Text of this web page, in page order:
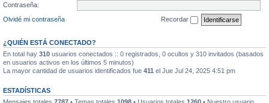
Contraseña:
Olvidé mi contraseña
Recordar
¿QUIÉN ESTÁ CONECTADO?
En total hay 310 usuarios conectados :: 0 registrados, 0 ocultos y 310 invitados (basados
en usuarios activos en los últimos 5 minutos)
La mayor cantidad de usuarios identificados fue 411 el Jue Jul 24, 2025 4:51 pm
ESTADÍSTICAS
Mensajes totales 7787 • Temas totales 1098 • Usuarios totales 1260 • Nuestro usuario